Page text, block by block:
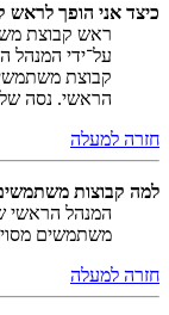
כיצד אני הופך
ראש קבוצת
על־ידי המנהל
קבוצת
הראשי. נסה
חזרה למעלה
למה קבוצות
המנהל הראשי
משתמשים
חזרה למעלה